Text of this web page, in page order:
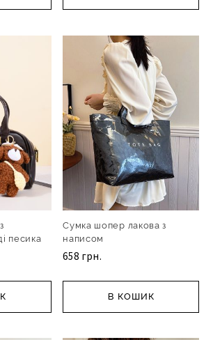
песика
Сумка шопер лакова з
написом
658 грн.
В КОШИК